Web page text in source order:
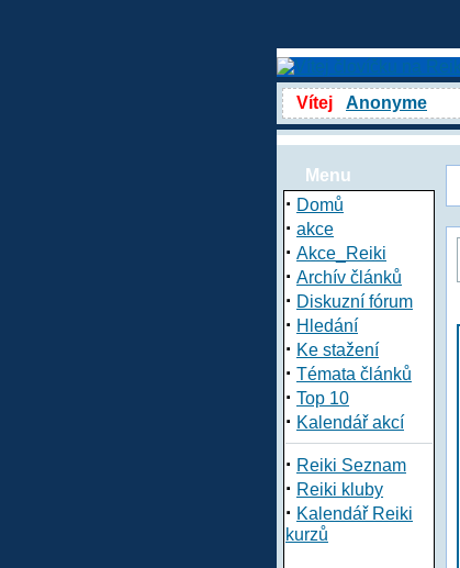
Vítej Anonyme
Menu
· Domů
· akce
· Akce_Reiki
· Archív článků
· Diskuzní fórum
· Hledání
· Ke stažení
· Témata článků
· Top 10
· Kalendář akcí
· Reiki Seznam
· Reiki kluby
· Kalendář Reiki
kurzů